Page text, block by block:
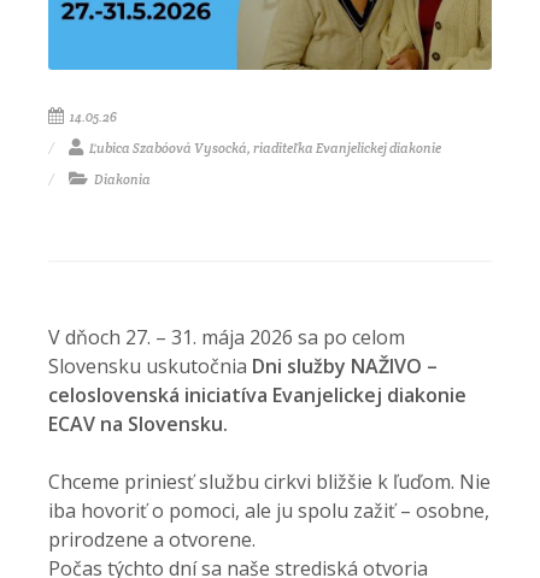
14.05.26
Ľubica Szabóová Vysocká, riaditeľka Evanjelickej diakonie
Diakonia
V dňoch 27. – 31. mája 2026 sa po celom
Slovensku uskutočnia Dni služby NAŽIVO –
celoslovenská iniciatíva Evanjelickej diakonie
ECAV na Slovensku.
Chceme priniesť službu cirkvi bližšie k ľuďom. Nie
iba hovoriť o pomoci, ale ju spolu zažiť – osobne,
prirodzene a otvorene.
Počas týchto dní sa naše strediská otvoria